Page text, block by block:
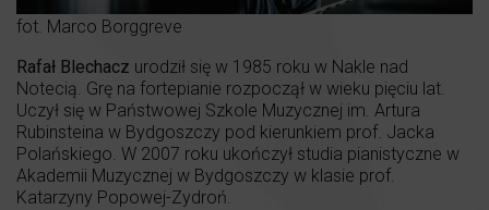
fot. Marco Borggreve
Rafał Blechacz urodził się w 1985 roku w Nakle nad
Notecią. Grę na fortepianie rozpoczął w wieku pięciu lat.
Uczył się w Państwowej Szkole Muzycznej im. Artura
Rubinsteina w Bydgoszczy pod kierunkiem prof. Jacka
Polańskiego. W 2007 roku ukończył studia pianistyczne w
Akademii Muzycznej w Bydgoszczy w klasie prof.
Katarzyny Popowej-Zydroń.